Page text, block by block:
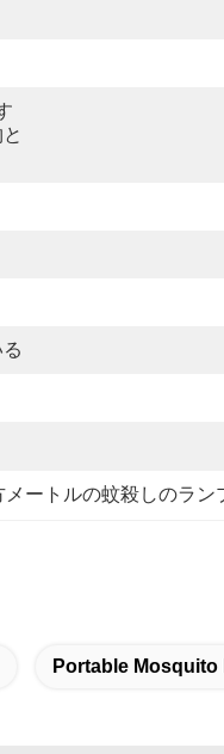
メートルの蚊殺しのラン
Portable